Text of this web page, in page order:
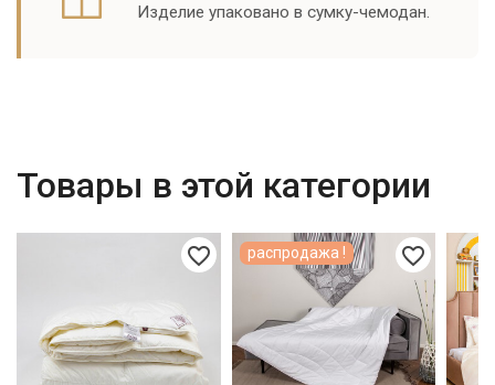
Изделие упаковано в сумку-чемодан.
Товары в этой категории
favorite_border favorite_border
распродажа !